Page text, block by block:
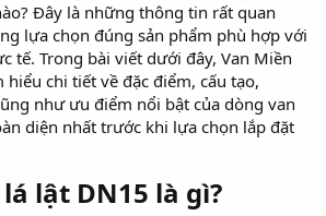
Đây là những thông tin rất quan
lựa chọn đúng sản phẩm phù hợp với
tế. Trong bài viết dưới đây, Van Miền
hiểu chi tiết về đặc điểm, cấu tạo,
như ưu điểm nổi bật của dòng van
diện nhất trước khi lựa chọn lắp đặt
lật DN15 là gì?​